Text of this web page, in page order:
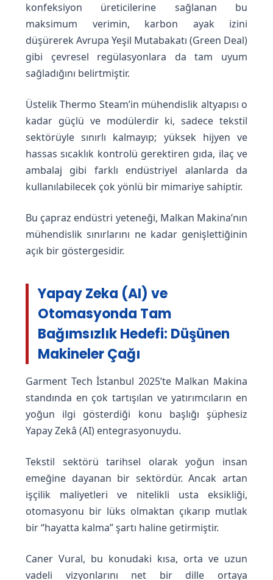
konfeksiyon üreticilerine sağlanan bu
maksimum verimin, karbon ayak izini
düşürerek Avrupa Yeşil Mutabakatı (Green Deal)
gibi çevresel regülasyonlara da tam uyum
sağladığını belirtmiştir.
Üstelik Thermo Steam’in mühendislik altyapısı o
kadar güçlü ve modülerdir ki, sadece tekstil
sektörüyle sınırlı kalmayıp; yüksek hijyen ve
hassas sıcaklık kontrolü gerektiren gıda, ilaç ve
ambalaj gibi farklı endüstriyel alanlarda da
kullanılabilecek çok yönlü bir mimariye sahiptir.
Bu çapraz endüstri yeteneği, Malkan Makina’nın
mühendislik sınırlarını ne kadar genişlettiğinin
açık bir göstergesidir.
Yapay Zeka (AI) ve
Otomasyonda Tam
Bağımsızlık Hedefi: Düşünen
Makineler Çağı
Garment Tech İstanbul 2025’te Malkan Makina
standında en çok tartışılan ve yatırımcıların en
yoğun ilgi gösterdiği konu başlığı şüphesiz
Yapay Zekâ (AI) entegrasyonuydu.
Tekstil sektörü tarihsel olarak yoğun insan
emeğine dayanan bir sektördür. Ancak artan
işçilik maliyetleri ve nitelikli usta eksikliği,
otomasyonu bir lüks olmaktan çıkarıp mutlak
bir “hayatta kalma” şartı haline getirmiştir.
Caner Vural, bu konudaki kısa, orta ve uzun
vadeli vizyonlarını net bir dille ortaya